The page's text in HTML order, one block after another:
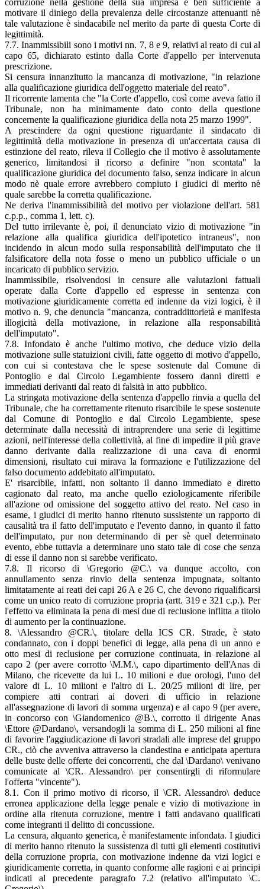
motivare il diniego della prevalenza delle circostanze attenuanti nè
tale valutazione è sindacabile nel merito da parte di questa Corte di
legittimità.
7.7. Inammissibili sono i motivi nn. 7, 8 e 9, relativi al reato di cui al
capo 65, dichiarato estinto dalla Corte d'appello per intervenuta
prescrizione.
Si censura innanzitutto la mancanza di motivazione, "in relazione
alla qualificazione giuridica dell'oggetto materiale del reato".
Il ricorrente lamenta che "la Corte d'appello, così come aveva fatto il
Tribunale, non ha minimamente dato conto della questione
concernente la qualificazione giuridica della nota 25 marzo 1999".
A prescindere da ogni questione riguardante il sindacato di
legittimità della motivazione in presenza di un'accertata causa di
estinzione del reato, rileva il Collegio che il motivo è assolutamente
generico, limitandosi il ricorso a definire "non scontata" la
qualificazione giuridica del documento falso, senza indicare in alcun
modo nè quale errore avrebbero compiuto i giudici di merito nè
quale sarebbe la corretta qualificazione.
Ne deriva l'inammissibilità del motivo per violazione dell'art. 581
c.p.p., comma 1, lett. c).
Del tutto irrilevante è, poi, il denunciato vizio di motivazione "in
relazione alla qualifica giuridica dell'ipotetico intraneus", non
incidendo in alcun modo sulla responsabilità dell'imputato che il
falsificatore della nota fosse o meno un pubblico ufficiale o un
incaricato di pubblico servizio.
Inammissibile, risolvendosi in censure alle valutazioni fattuali
operate dalla Corte d'appello ed espresse in sentenza con
motivazione giuridicamente corretta ed indenne da vizi logici, è il
motivo n. 9, che denuncia "mancanza, contraddittorietà e manifesta
illogicità della motivazione, in relazione alla responsabilità
dell'imputato".
7.8. Infondato è anche l'ultimo motivo, che deduce vizio della
motivazione sulle statuizioni civili, fatte oggetto di motivo d'appello,
con cui si contestava che le spese sostenute dal Comune di
Pontoglio e dal Circolo Legambiente fossero danni diretti e
immediati derivanti dal reato di falsità in atto pubblico.
La stringata motivazione della sentenza d'appello rinvia a quella del
Tribunale, che ha correttamente ritenuto risarcibile le spese sostenute
dal Comune di Pontoglio e dal Circolo Legambiente, spese
determinate dalla necessità di intraprendere una serie di legittime
azioni, nell'interesse della collettività, al fine di impedire il più grave
danno derivante dalla realizzazione di una cava di enormi
dimensioni, risultato cui mirava la formazione e l'utilizzazione del
falso documento addebitato all'imputato.
E' risarcibile, infatti, non soltanto il danno immediato e diretto
cagionato dal reato, ma anche quello eziologicamente riferibile
all'azione od omissione del soggetto attivo del reato. Nel caso in
esame, i giudici di merito hanno ritenuto sussistente un rapporto di
causalità tra il fatto dell'imputato e l'evento danno, in quanto il fatto
dell'imputato, pur non determinando di per sè quel determinato
evento, ebbe tuttavia a determinare uno stato tale di cose che senza
di esse il danno non si sarebbe verificato.
7.8. Il ricorso di \Gregorio @C.\ va dunque accolto, con
annullamento senza rinvio della sentenza impugnata, soltanto
limitatamente ai reati dei capi 26 A e 26 C, che devono riqualificarsi
come un unico reato di corruzione propria (artt. 319 e 321 c.p.). Per
l'effetto va eliminata la pena di mesi due di reclusione inflitta a titolo
di aumento per la continuazione.
8. \Alessandro @CR.\, titolare della ICS CR. Strade, è stato
condannato, con i doppi benefici di legge, alla pena di un anno e
otto mesi di reclusione per corruzione continuata, in relazione al
capo 2 (per avere corrotto \M.M.\, capo dipartimento dell'Anas di
Milano, che ricevette da lui L. 10 milioni e due orologi, l'uno del
valore di L. 10 milioni e l'altro di L. 20/25 milioni di lire, per
compiere atti contrari ai doveri di ufficio in relazione
all'assegnazione di lavori di somma urgenza) e al capo 9 (per avere,
in concorso con \Giandomenico @B.\, corrotto il dirigente Anas
\Ettore @Dardano\, versandogli la somma di L. 250 milioni al fine
di favorire l'aggiudicazione di lavori stradali alle imprese del gruppo
CR., ciò che avveniva attraverso la clandestina e anticipata apertura
delle buste delle offerte dei concorrenti, che dal \Dardano\ venivano
comunicate al \CR. Alessandro\ per consentirgli di riformulare
l'offerta "vincente").
8.1. Con il primo motivo di ricorso, il \CR. Alessandro\ deduce
erronea applicazione della legge penale e vizio di motivazione in
ordine alla ritenuta corruzione, mentre i fatti andavano qualificati
come integranti il delitto di concussione.
La censura, alquanto generica, è manifestamente infondata. I giudici
di merito hanno ritenuto la sussistenza di tutti gli elementi costitutivi
della corruzione propria, con motivazione indenne da vizi logici e
giuridicamente corretta, in quanto conforme alle ragioni e ai principi
indicati al precedente paragrafo 7.2 (relativo all'imputato \C.